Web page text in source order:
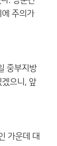
에 주의가
중부지방
으니, 앞
가운데 대